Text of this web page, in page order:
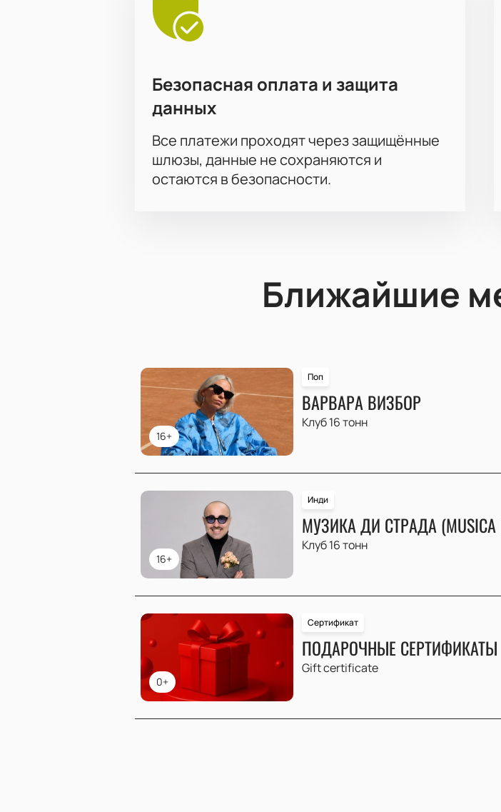
Безопасная оплата и защита
данных
Все платежи проходят через защищённые
шлюзы, данные не сохраняются и
остаются в безопасности.
Ближайшие
16+
Поп
ВАРВАРА ВИЗБОР
Клуб 16 тонн
16+
Инди
МУЗИКА ДИ СТРАДА (MUSICA
Клуб 16 тонн
0+
Сертификат
ПОДАРОЧНЫЕ СЕРТИФИКАТЫ
Gift certificate